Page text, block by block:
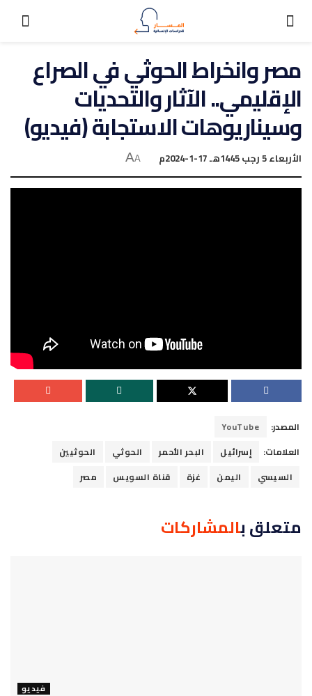
مصر وانخراط الحوثي في الصراع
الإقليمي.. الآثار والتحديات
وسيناريوهات الاستجابة (فيديو)
الأربعاء 5 رجب 1445هـ 17-1-2024م A
A
المصدر:
YouTube
العلامات:
إسرائيل البحر الأحمر الحوثي
الحوثيين
السيسي
اليمن غزة قناة السويس مصر
متعلق بالمشاركات
فيديو